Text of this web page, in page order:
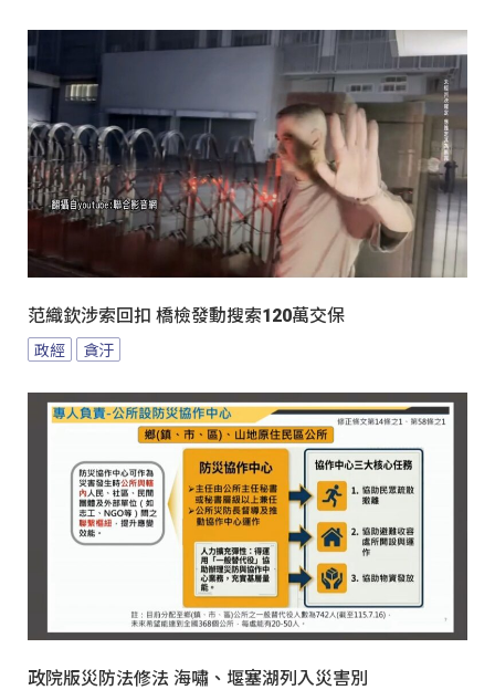
范織欽涉索回扣 橋檢發動搜索120萬交保
政經 貪汙
政院版災防法修法 海嘯、堰塞湖列入災害別